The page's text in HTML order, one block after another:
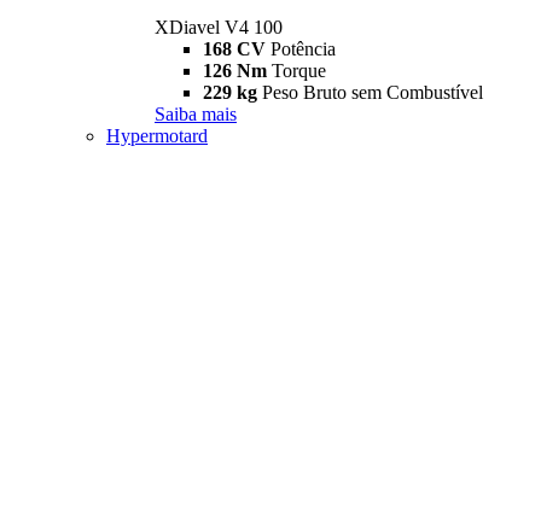
XDiavel V4 100
168 CV Potência
126 Nm Torque
229 kg Peso Bruto sem Combustível
Saiba mais
Hypermotard